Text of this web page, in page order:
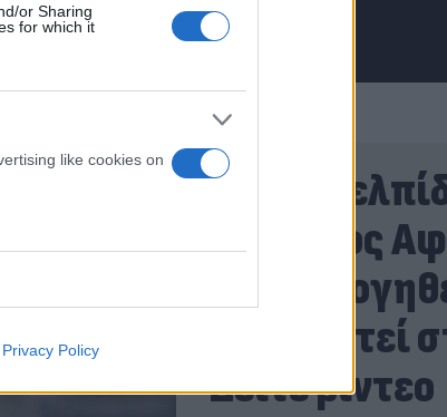
or Sharing
for which it
like cookies on
Privacy Policy
Στην
26χρονος
να
ισχυριστεί
Δείτε βίντεο